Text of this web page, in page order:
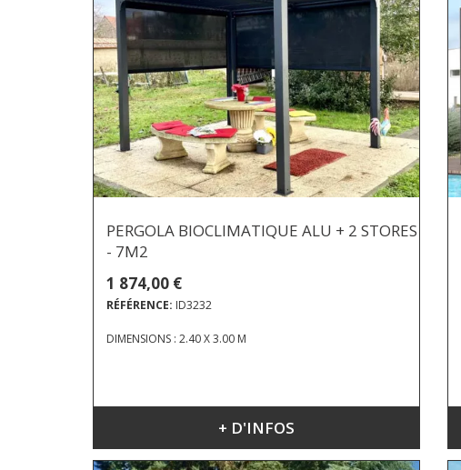
PERGOLA BIOCLIMATIQUE ALU + 2 STORES
- 7M2
1 874,00 €
RÉFÉRENCE: ID3232
DIMENSIONS : 2.40 X 3.00 M
+ D'INFOS